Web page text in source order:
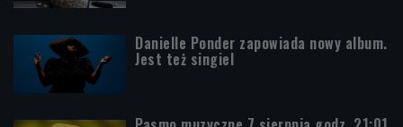
Danielle Ponder zapowiada nowy album.
Jest też singiel